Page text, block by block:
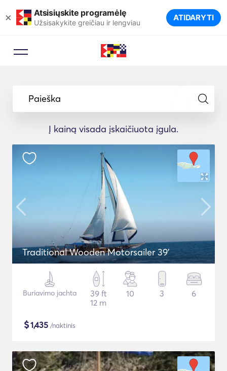
× Atsisiųskite programėlę
Užsisakykite greičiau ir lengviau ATIDARYTI
Paieška
Į kainą visada įskaičiuota įgula.
Traditional Wooden Motorsailer 39'
Buriavimo jachta
39 ft
12 m
10 3 6
$1,435 /naktinis